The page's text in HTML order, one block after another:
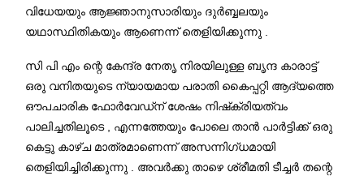
വിധേയയും ആജ്ഞാനുസാരിയും ദുർബ്ബലയും
യഥാസ്ഥിതികയും ആണെന്ന് തെളിയിക്കുന്നു .
സി പി എം ന്റെ കേന്ദ്ര നേതൃ നിരയിലുള്ള ബൃന്ദ കാരാട്ട്
ഒരു വനിതയുടെ ന്യായമായ പരാതി കൈപ്പറ്റി ആദ്യത്തെ
ഔപചാരിക ഫോർവേഡ്ന് ശേഷം നിഷ്‌ക്രിയത്വം
പാലിച്ചതിലൂടെ , എന്നത്തേയും പോലെ താൻ പാർട്ടിക്ക് ഒരു
കെട്ടു കാഴ്ച മാത്രമാണെന്ന് അസന്നിഗ്ധമായി
തെളിയിച്ചിരിക്കുന്നു . അവർക്കു താഴെ ശ്രീമതി ടീച്ചർ തന്റെ